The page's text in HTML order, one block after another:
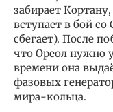
забирает
вступает в бой
сбегает). После
что Ореол нужно
времени она
фазовых
мира-кольца.